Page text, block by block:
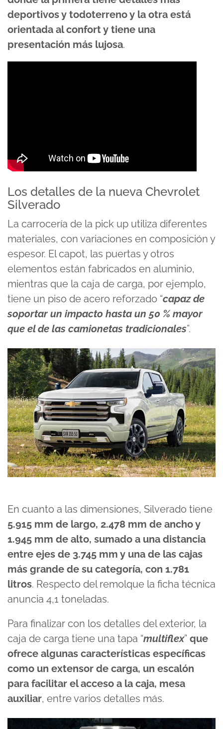
deportivos y todoterreno y la otra está
orientada al confort y tiene una
presentación más lujosa.
Los detalles de la nueva Chevrolet
Silverado
La carrocería de la pick up utiliza diferentes
materiales, con variaciones en composición y
espesor. El capot, las puertas y otros
elementos están fabricados en aluminio,
mientras que la caja de carga, por ejemplo,
tiene un piso de acero reforzado “capaz de
soportar un impacto hasta un 50 % mayor
que el de las camionetas tradicionales”.
En cuanto a las dimensiones, Silverado tiene
5.915 mm de largo, 2.478 mm de ancho y
1.945 mm de alto, sumado a una distancia
entre ejes de 3.745 mm y una de las cajas
más grande de su categoría, con 1.781
litros. Respecto del remolque la ficha técnica
anuncia 4,1 toneladas.
Para finalizar con los detalles del exterior, la
caja de carga tiene una tapa “multiflex” que
ofrece algunas características específicas
como un extensor de carga, un escalón
para facilitar el acceso a la caja, mesa
auxiliar, entre varios detalles más.